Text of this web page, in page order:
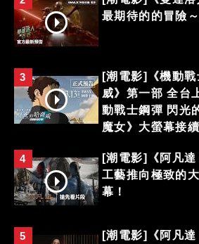
最期待的的冒險
3
[潮電影]《機動
威》第一部 全台
動戰士鋼彈 閃光
魔女》大螢幕接
4
[潮電影]《阿凡
工藝推向極致的
幕！
5
[潮電影]《阿凡